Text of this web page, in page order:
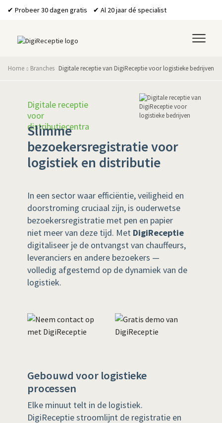
✔ Probeer 30 dagen gratis ✔ Al 20 jaar dé specialist
Home Branches Digitale receptie van DigiReceptie voor logistieke bedrijven
Digitale receptie
voor
distributiecentra
Slimme
bezoekersregistratie voor
logistiek en distributie
In een sector waar efficiëntie, veiligheid en
doorstroming cruciaal zijn, is ouderwetse
bezoekersregistratie met pen en papier
niet meer van deze tijd. Met DigiReceptie
digitaliseer je de ontvangst van chauffeurs,
leveranciers en andere bezoekers —
volledig afgestemd op de dynamiek van de
logistiek.
Gebouwd voor logistieke
processen
Elke minuut telt in de logistiek.
DigiReceptie stroomlijnt de registratie en